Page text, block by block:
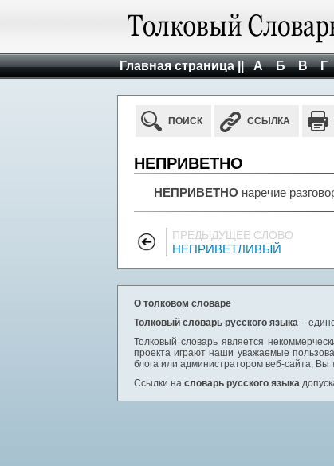
Главная страница || А Б В Г
ПОИСК ССЫЛКА
НЕПРИВЕТНО
НЕПРИВЕТНО наречие
ПРЕДЫДУЩЕЕ СЛОВО
НЕПРИВЕТЛИВЫЙ
О толковом словаре
Толковый словарь русского языка –
Толковый словарь является
проекта играют наши уважаемые
блога или администратором веб-сайта, Вы
Ссылки на словарь русского языка